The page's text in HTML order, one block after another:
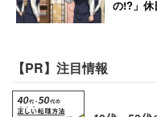
活でコケるってのは
の!?」休
【PR】注目情報